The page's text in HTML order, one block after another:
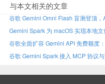
与本文相关的文章
谷歌 Gemini Omni Flash 盲测登顶
Gemini Spark 为 macOS 实现本地
谷歌全面扩容 Gemini API 免费额度
谷歌 Gemini Spark 接入 MCP 协议